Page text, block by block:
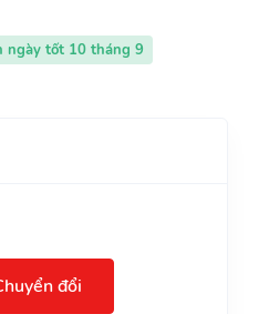
ngày tốt 10 tháng 9
đổi